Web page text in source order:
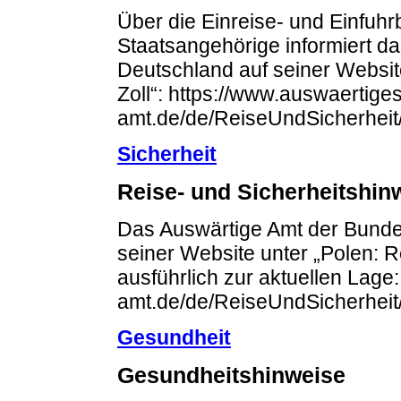
Über die Einreise- und
Staatsangehörige informiert
Deutschland auf seiner
Zoll“: https://
amt.de/de/
Sicherheit
Reise- und
Das Auswärtige Amt der
seiner Website unter „Polen:
ausführlich zur aktuellen
amt.de/de/
Gesundheit
Gesundheitshinweise